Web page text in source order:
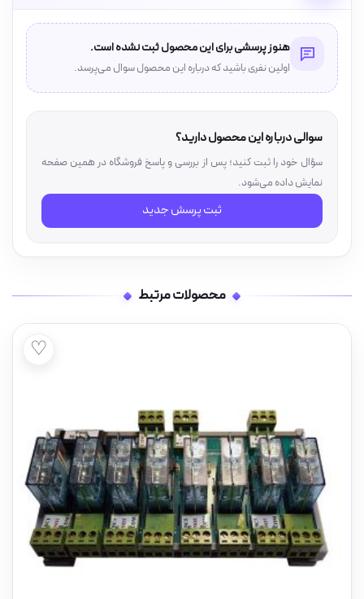
هنوز پرسشی برای این محصول ثبت نشده است.
اولین نفری باشید که درباره این محصول سوال می‌پرسد.
سوالی درباره این محصول دارید؟
سؤال خود را ثبت کنید؛ پس از بررسی و پاسخ فروشگاه در همین صفحه
نمایش داده می‌شود.
ثبت پرسش جدید
محصولات مرتبط
♡